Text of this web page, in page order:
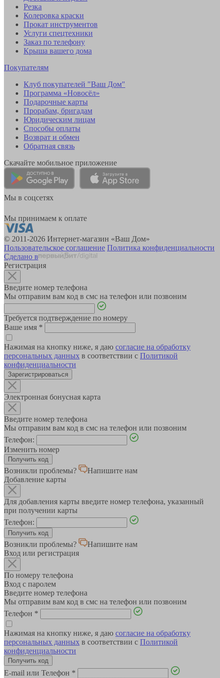
Резка
Колеровка краски
Прокат инструментов
Услуги спецтехники
Заказ по телефону
Крыша вашего дома
Покупателям
Клуб покупателей "Ваш Дом"
Программа «Новосёл»
Подарочные карты
Прорабам, бригадам
Юридическим лицам
Способы оплаты
Возврат и обмен
Обратная связь
Скачайте мобильное приложение
Мы в соцсетях
Мы принимаем к оплате
© 2011-2026 Интернет-магазин «Ваш Дом»
Пользовательское соглашение Политика конфиденциальности
Сделано в
Регистрация
Введите номер телефона
Мы отправим вам код в смс на телефон или позвоним
Требуется подтверждение по номеру
Ваше имя *
Нажимая на кнопку ниже, я даю согласие на обработку
персональных данных в соответствии с Политикой
конфиденциальности
Зарегистрироваться
Электронная бонусная карта
Введите номер телефона
Мы отправим вам код в смс на телефон или позвоним
Телефон:
Изменить номер
Возникли проблемы?
Напишите нам
Добавление карты
Для добавления карты введите номер телефона, указанный
при получении карты
Телефон:
Возникли проблемы?
Напишите нам
Вход или регистрация
По номеру телефона
Вход с паролем
Введите номер телефона
Мы отправим вам код в смс на телефон или позвоним
Телефон *
Нажимая на кнопку ниже, я даю согласие на обработку
персональных данных в соответствии с Политикой
конфиденциальности
E-mail или Телефон *